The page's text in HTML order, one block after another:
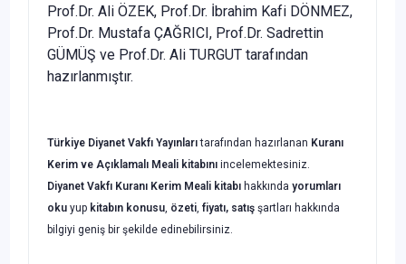
Prof.Dr. Ali ÖZEK, Prof.Dr. İbrahim Kafi DÖNMEZ,
Prof.Dr. Mustafa ÇAĞRICI, Prof.Dr. Sadrettin
GÜMÜŞ ve Prof.Dr. Ali TURGUT tarafından
hazırlanmıştır.
Türkiye Diyanet Vakfı Yayınlarıtarafından hazırlanan Kuranı
Kerim ve Açıklamalı Meali kitabını incelemektesiniz.
Diyanet Vakfı Kuranı Kerim Meali kitabı hakkında yorumları
oku yup kitabın konusu özeti fiyatı, satış şartları hakkında
bilgiyi geniş bir şekilde edinebilirsiniz.